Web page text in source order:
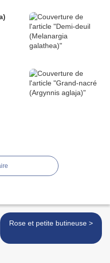
Rose et petite butineuse >